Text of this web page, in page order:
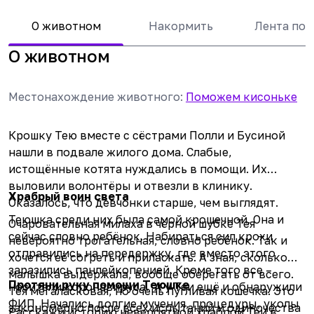
О животном Накормить Лента
О животном
Местонахождение животного: Поможем кисоньке
Крошку Тею вместе с сёстрами Полли и Бусиной
нашли в подвале жилого дома. Слабые,
истощённые котята нуждались в помощи. Их
выловили волонтёры и отвезли в клинику.
Оказалось, что девчонки старше, чем выглядят.
Теюшка среди них была самой крошечной. Она и
сейчас словно ребёнок. Набираться сил крохи
отправились на передержку, где вместо этого
заразились панлейкопенией. Кроме того все –
носители коронавируса. А у Теи ещё и обнаружили
ФИП. Начались долгие мучения, процедуры, уколы
Храбрый воин света
Очаровательная милаха в чёрной шубке Тея
невероятно трогательная, словно ребёнок. Так и
хочется её согреть и приласкать. А зная, сколько
малышка выдержала, вообще оберегать от всего.
Тея мегаласковая, но очень пугливая кошечка. Это
закономерно после всех испытаний и одиночества
Протяни руку помощи Теюшке